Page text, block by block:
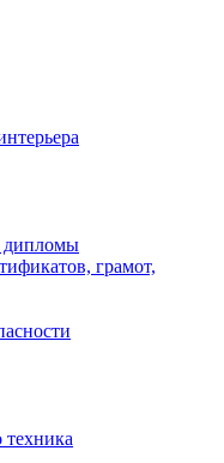
дипломы
грамот,
техника